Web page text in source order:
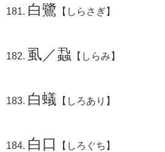
白鷺 【しらさぎ】
虱／蝨 【しらみ】
白蟻 【しろあり】
白口 【しろぐち】